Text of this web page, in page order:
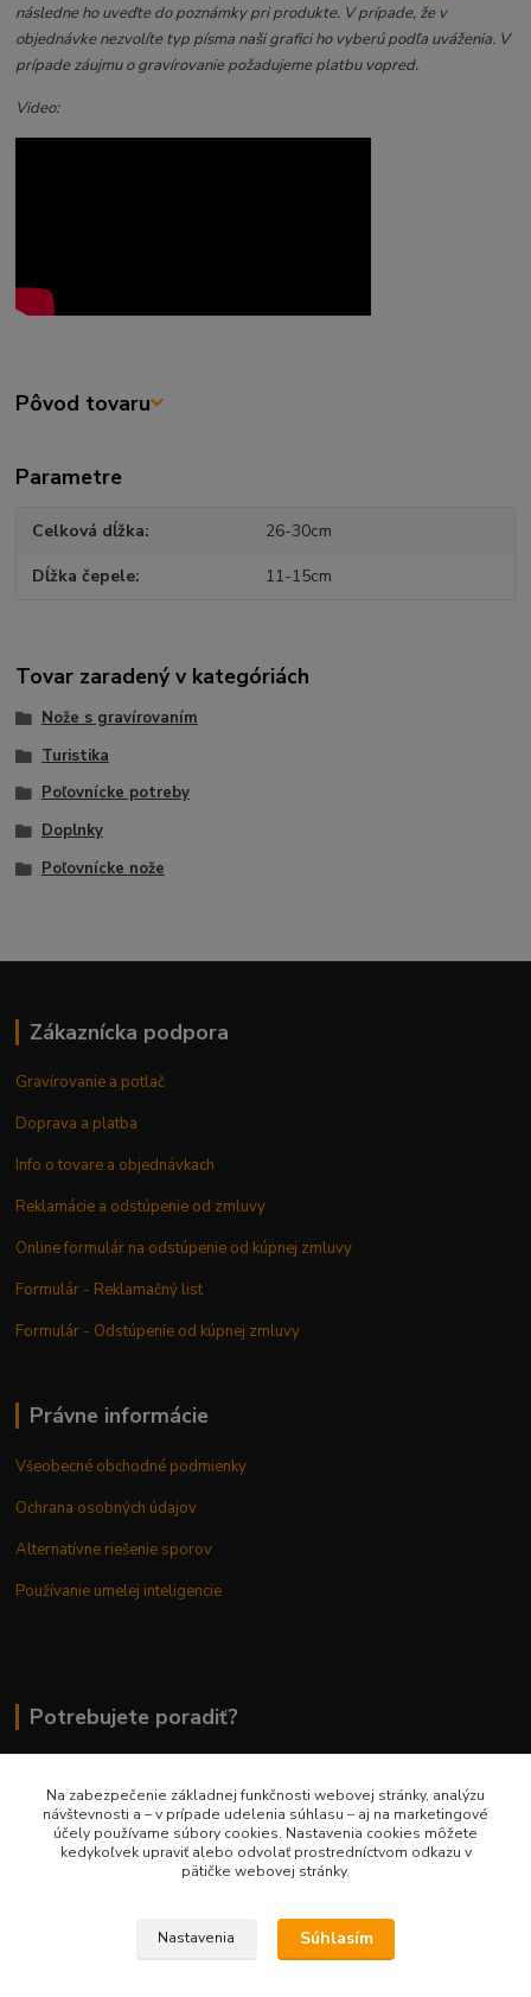
následne ho uveďte do poznámky pri produkte. V prípade, že v
objednávke nezvolíte typ písma naši grafici ho vyberú podľa uváženia. V
prípade záujmu o gravírovanie požadujeme platbu vopred.
Video:
Pôvod tovaru
Parametre
Celková dĺžka 26-30cm
Dĺžka čepele 11-15cm
Tovar zaradený v kategóriách
Nože s gravírovaním
Turistika
Poľovnícke potreby
Doplnky
Poľovnícke nože
Zákaznícka podpora
Gravírovanie a potlač
Doprava a platba
Info o tovare a objednávkach
Reklamácie a odstúpenie od zmluvy
Online formulár na odstúpenie od kúpnej zmluvy
Formulár - Reklamačný list
Formulár - Odstúpenie od kúpnej zmluvy
Právne informácie
Všeobecné obchodné podmienky
Ochrana osobných údajov
Alternatívne riešenie sporov
Používanie umelej inteligencie
Potrebujete poradiť?
0948 236 042
info@margaretkashop.sk
Na zabezpečenie základnej funkčnosti webovej stránky, analýzu
návštevnosti a – v prípade udelenia súhlasu – aj na marketingové
účely používame súbory cookies. Nastavenia cookies môžete
kedykoľvek upraviť alebo odvolať prostredníctvom odkazu v
pätičke webovej stránky.
Nastavenia Súhlasím